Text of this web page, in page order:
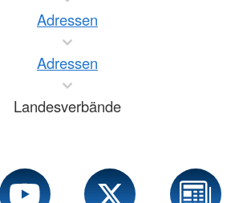
Adressen
Adressen
Landesverbände